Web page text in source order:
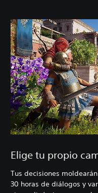
Elige tu propio
Tus decisiones
30 horas de diálogos y